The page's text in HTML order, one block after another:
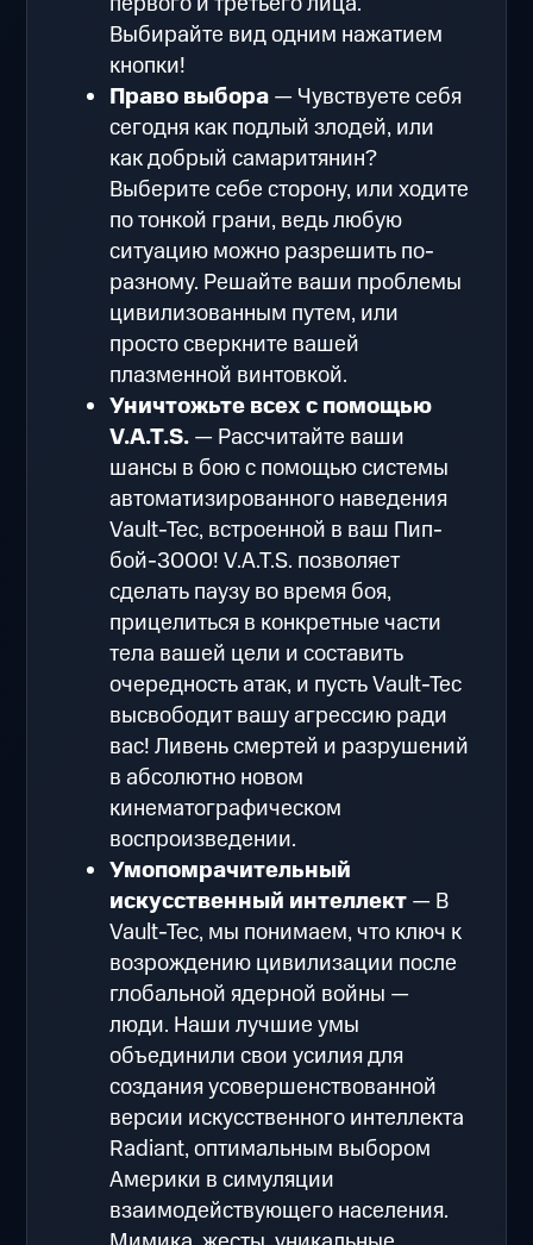
Выбирайте вид одним нажатием
кнопки!
Право выбора— Чувствуете себя
сегодня как подлый злодей, или
как добрый самаритянин?
Выберите себе сторону, или ходите
по тонкой грани, ведь любую
ситуацию можно разрешить по-
разному. Решайте ваши проблемы
цивилизованным путем, или
просто сверкните вашей
плазменной винтовкой.
Уничтожьте всех с помощью
V.A.T.S.— Рассчитайте ваши
шансы в бою с помощью системы
автоматизированного наведения
Vault-Tec, встроенной в ваш Пип-
бой-3000! V.A.T.S. позволяет
сделать паузу во время боя,
прицелиться в конкретные части
тела вашей цели и составить
очередность атак, и пусть Vault-Tec
высвободит вашу агрессию ради
вас! Ливень смертей и разрушений
в абсолютно новом
кинематографическом
воспроизведении.
Умопомрачительный
искусственный интеллект— В
Vault-Tec, мы понимаем, что ключ к
возрождению цивилизации после
глобальной ядерной войны —
люди. Наши лучшие умы
объединили свои усилия для
создания усовершенствованной
версии искусственного интеллекта
Radiant, оптимальным выбором
Америки в симуляции
взаимодействующего населения.